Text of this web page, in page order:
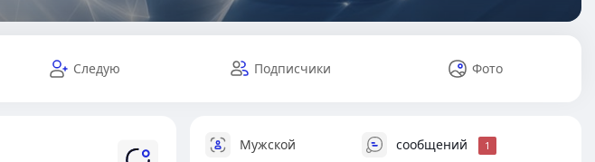
Следую Подписчики Фото
Мужской сообщений 1